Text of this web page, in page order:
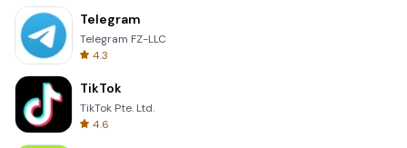
Telegram
Telegram FZ-LLC
4.3
TikTok
TikTok Pte. Ltd.
4.6